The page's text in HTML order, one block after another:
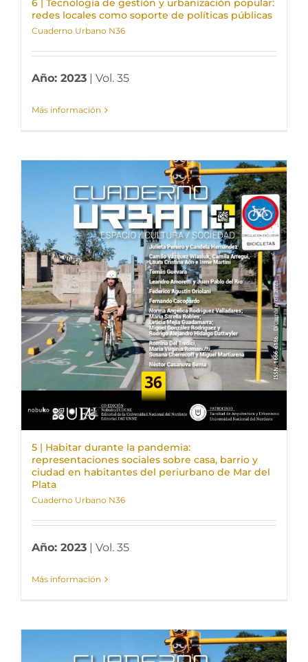
6 | Tecnología de gestión y urbanización popular:
redes locales como soporte de políticas públicas
Cuaderno Urbano N36
Año: 2023 | Vol. 35
Más información
5 | Habitar durante la pandemia:
representaciones sociales sobre casa, barrio y
ciudad en habitantes del periurbano de Mar del
Plata
Cuaderno Urbano N36
Año: 2023 | Vol. 35
Más información